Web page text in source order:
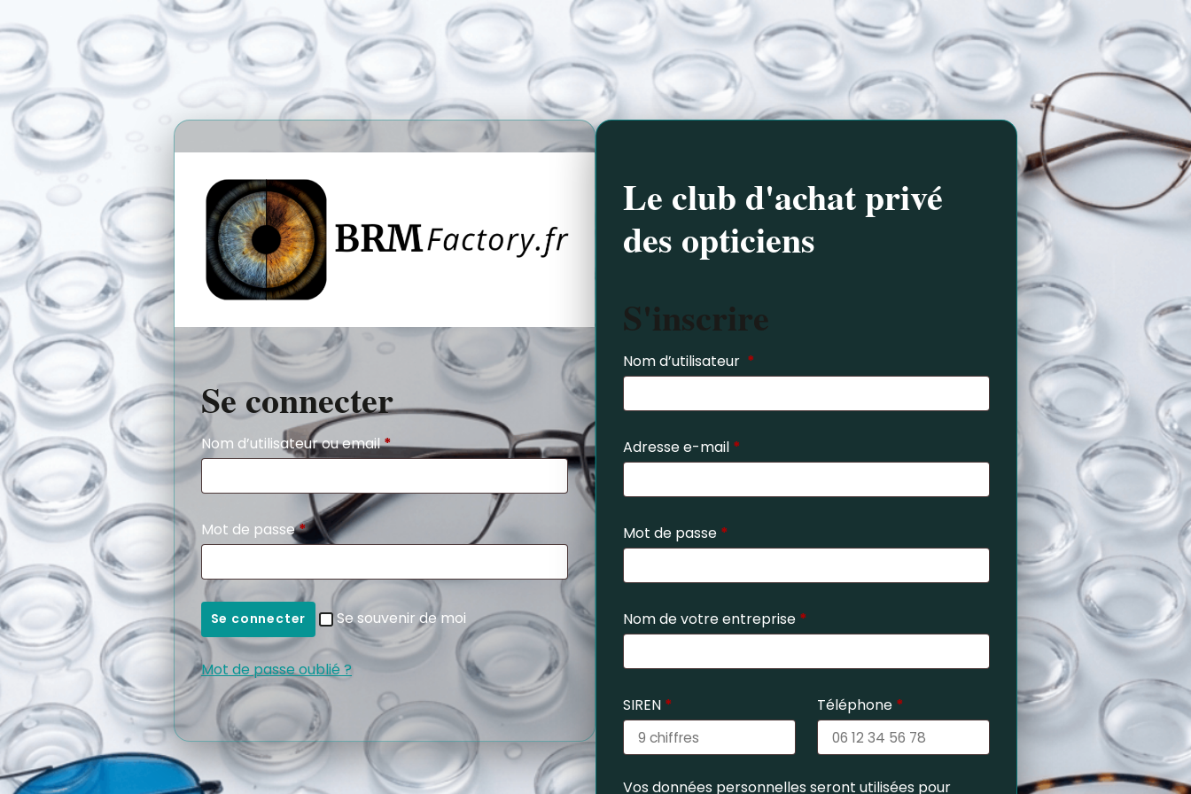
Se connecter
Nom d’utilisateur ou email*
Mot de passe*
Se connecter Se souvenir de moi
Mot de passe oublié ?
Le club d'achat privé
des opticiens
S'inscrire
Nom d’utilisateur *
Adresse e-mail *
Mot de passe *
Nom de votre entreprise *
SIREN * Téléphone *
Vos données personnelles seront utilisées pour